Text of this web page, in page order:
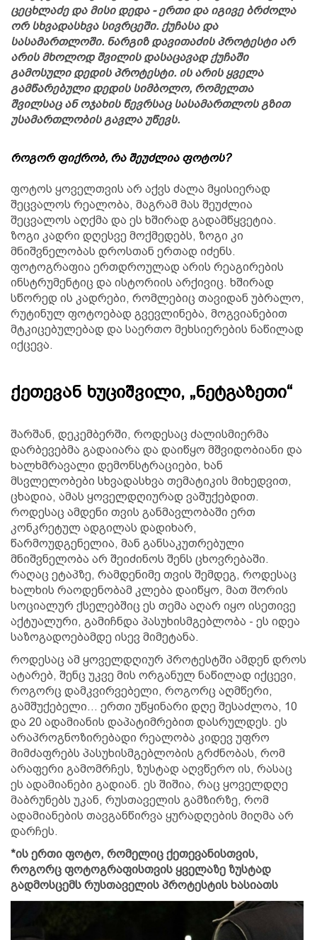
ცეცხლაძე და მისი დედა - ერთი და იგივე ბრძოლა
ორ სხვადასხვა სივრცეში. ქუჩასა და
სასამართლოში. ნარგიზ დავითაძის პროტესტი არ
არის მხოლოდ შვილის დასაცავად ქუჩაში
გამოსული დედის პროტესტი. ის არის ყველა
გამწარებული დედის სიმბოლო, რომელთა
შვილსაც ან ოჯახის წევრსაც სასამართლოს გზით
უსამართლობის გავლა უწევს.
როგორ ფიქრობ, რა შეუძლია ფოტოს?
ფოტოს ყოველთვის არ აქვს ძალა მყისიერად
შეცვალოს რეალობა, მაგრამ მას შეუძლია
შეცვალოს აღქმა და ეს ხშირად გადამწყვეტია.
ზოგი კადრი დღესვე მოქმედებს, ზოგი კი
მნიშვნელობას დროსთან ერთად იძენს.
ფოტოგრაფია ერთდროულად არის რეაგირების
ინსტრუმენტიც და ისტორიის არქივიც. ხშირად
სწორედ ის კადრები, რომლებიც თავიდან უბრალო,
რუტინულ ფოტოებად გვევლინება, მოგვიანებით
მტკიცებულებად და საერთო მეხსიერების ნაწილად
იქცევა.
ქეთევან ხუციშვილი, „ნეტგაზეთი“
შარშან, დეკემბერში, როდესაც ძალისმიერმა
დარბევებმა გადაიარა და დაიწყო მშვიდობიანი და
ხალხმრავალი დემონსტრაციები, ხან
მსვლელობები სხვადასხვა თემატიკის მიხედვით,
ცხადია, ამას ყოველდღიურად ვაშუქებდით.
როდესაც ამდენი თვის განმავლობაში ერთ
კონკრეტულ ადგილას დადიხარ,
წარმოუდგენელია, მან განსაკუთრებული
მნიშვნელობა არ შეიძინოს შენს ცხოვრებაში.
რაღაც ეტაპზე, რამდენიმე თვის შემდეგ, როდესაც
ხალხის რაოდენობამ კლება დაიწყო, მათ შორის
სოციალურ ქსელებშიც ეს თემა აღარ იყო ისეთივე
აქტუალური, გამიჩნდა პასუხისმგებლობა - ეს იდეა
საზოგადოებამდე ისევ მიმეტანა.
როდესაც ამ ყოველდღიურ პროტესტში ამდენ დროს
ატარებ, შენც უკვე მის ორგანულ ნაწილად იქცევი,
როგორც დამკვირვებელი, როგორც აღმწერი,
გამშუქებელი… ერთი უწყინარი დღე შესაძლოა, 10
და 20 ადამიანის დაპატიმრებით დასრულდეს. ეს
არაპროგნოზირებადი რეალობა კიდევ უფრო
მიმძაფრებს პასუხისმგებლობის გრძნობას, რომ
არაფერი გამომრჩეს, ზუსტად აღვწერო ის, რასაც
ეს ადამიანები გადიან. ეს შიშია, რაც ყოველდღე
მაბრუნებს უკან, რუსთაველის გამზირზე, რომ
ადამიანების თავგანწირვა ყურადღების მიღმა არ
დარჩეს.
*ის ერთი ფოტო, რომელიც ქეთევანისთვის,
როგორც ფოტოგრაფისთვის ყველაზე ზუსტად
გადმოსცემს რუსთაველის პროტესტის ხასიათს